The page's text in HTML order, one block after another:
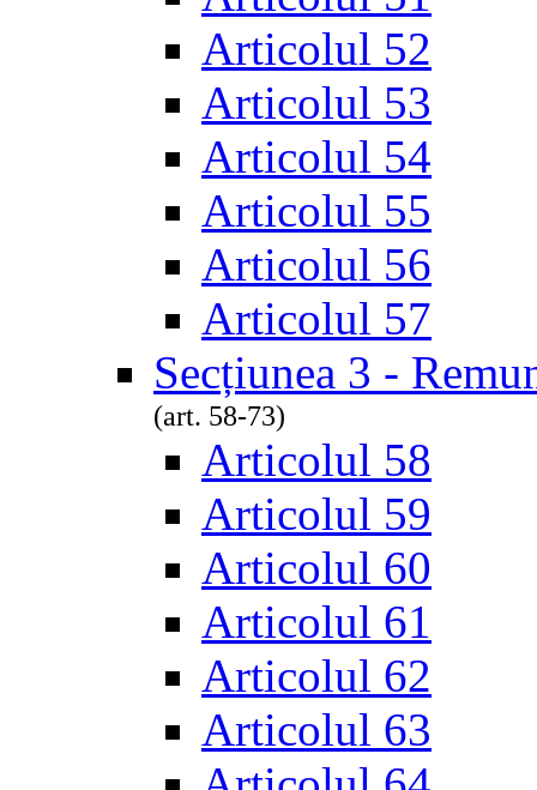
Articolul 52
Articolul 53
Articolul 54
Articolul 55
Articolul 56
Articolul 57
Secțiunea 3 -
(art. 58-73)
Articolul 58
Articolul 59
Articolul 60
Articolul 61
Articolul 62
Articolul 63